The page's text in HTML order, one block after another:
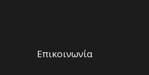
Επικοινωνία